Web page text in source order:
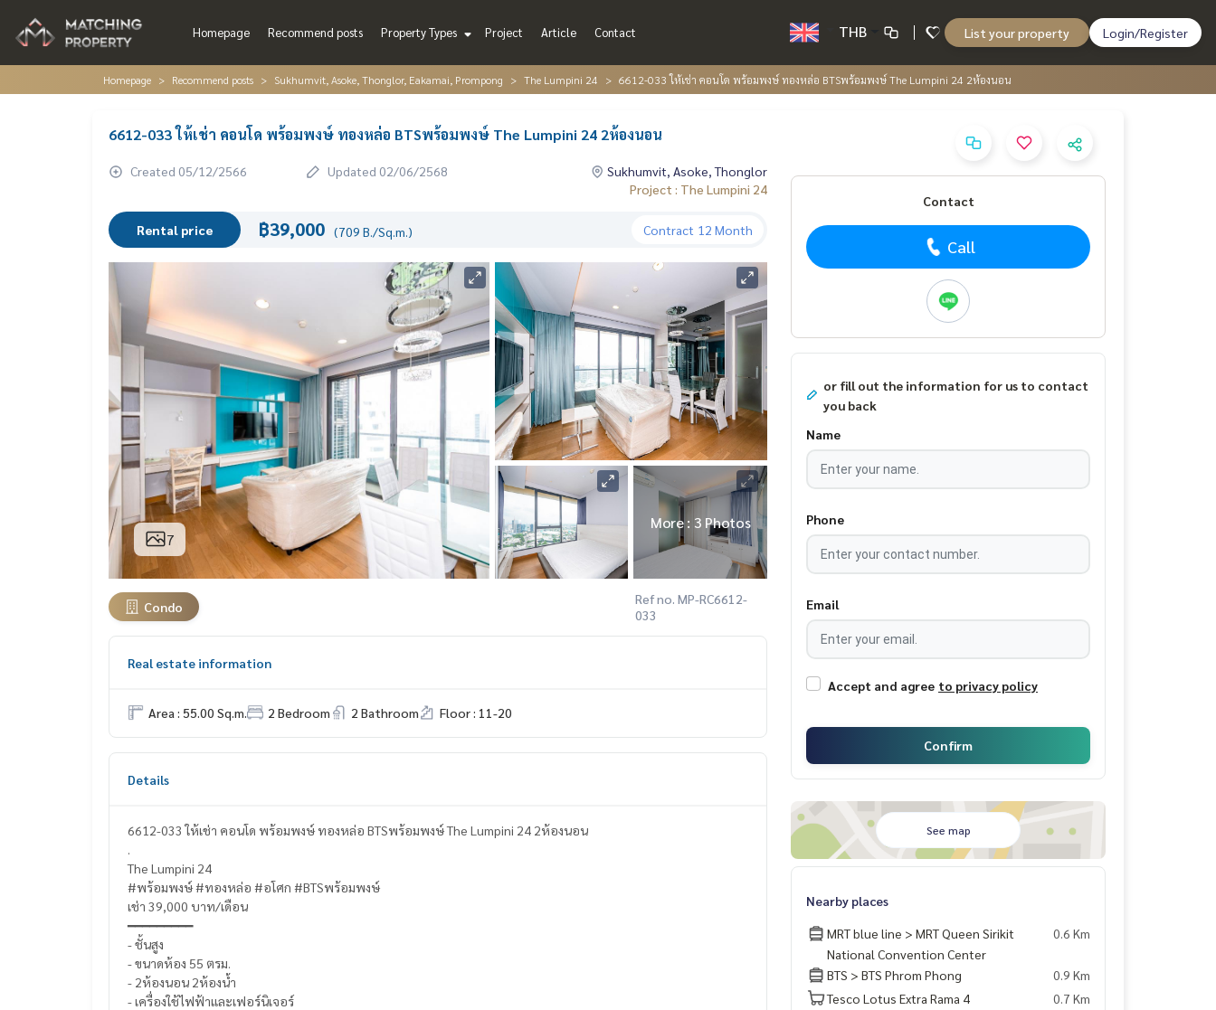
Homepage Recommend posts Property Types Project Article Contact THB List your property Login/Register
Homepage Recommend posts Sukhumvit, Asoke, Thonglor, Eakamai, Prompong The Lumpini 24 6612-033 ให้เช่า คอนโด พร้อมพงษ์ ทองหล่อ BTSพร้อมพงษ์ The Lumpini 24 2ห้องนอน
6612-033 ให้เช่า คอนโด พร้อมพงษ์ ทองหล่อ BTSพร้อมพงษ์ The Lumpini 24 2ห้องนอน
Created 05/12/2566 Updated 02/06/2568
Sukhumvit, Asoke, Thonglor
Project : The Lumpini 24
Rental price ฿39,000 (709 B./Sq.m.) Contract 12 Month
7
More : 3 Photos
Condo
Ref no. MP-RC6612-
033
Real estate information
Area : 55.00 Sq.m. 2 Bedroom 2 Bathroom Floor : 11-20
Details
6612-033 ให้เช่า คอนโด พร้อมพงษ์ ทองหล่อ BTSพร้อมพงษ์ The Lumpini 24 2ห้องนอน
The Lumpini 24
#พร้อมพงษ์ #ทองหล่อ #อโศก #BTSพร้อมพงษ์
เช่า 39,000 บาท/เดือน
━━━━━━━━━
- ชั้นสูง
- ขนาดห้อง 55 ตรม.
- 2ห้องนอน 2ห้องน้ำ
- เครื่องใช้ไฟฟ้าและเฟอร์นิเจอร์
Contact
Call
or fill out the information for us to contact
you back
Name
Phone
Email
Accept and agree to privacy policy
Confirm
See map
Nearby places
MRT blue line > MRT Queen Sirikit
National Convention Center
0.6 Km
BTS > BTS Phrom Phong
0.9 Km
Tesco Lotus Extra Rama 4
0.7 Km